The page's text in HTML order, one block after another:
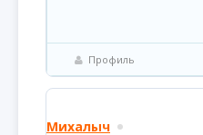
Профиль
Михалыч